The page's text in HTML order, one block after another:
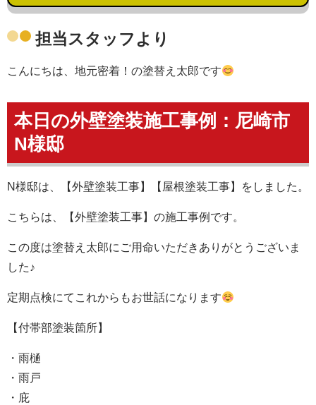
担当スタッフより
こんにちは、地元密着！の塗替え太郎です
本日の外壁塗装施工事例：尼崎市
N様邸
N様邸は、【外壁塗装工事】【屋根塗装工事】をしました。
こちらは、【外壁塗装工事】の施工事例です。
この度は塗替え太郎にご用命いただきありがとうございま
した♪
定期点検にてこれからもお世話になります
【付帯部塗装箇所】
・雨樋
・雨戸
・庇